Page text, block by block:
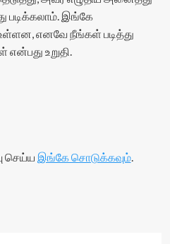
இங்கே
எனவே நீங்கள் படித்து
உறுதி.
செய்ய இங்கே சொடுக்கவும்.